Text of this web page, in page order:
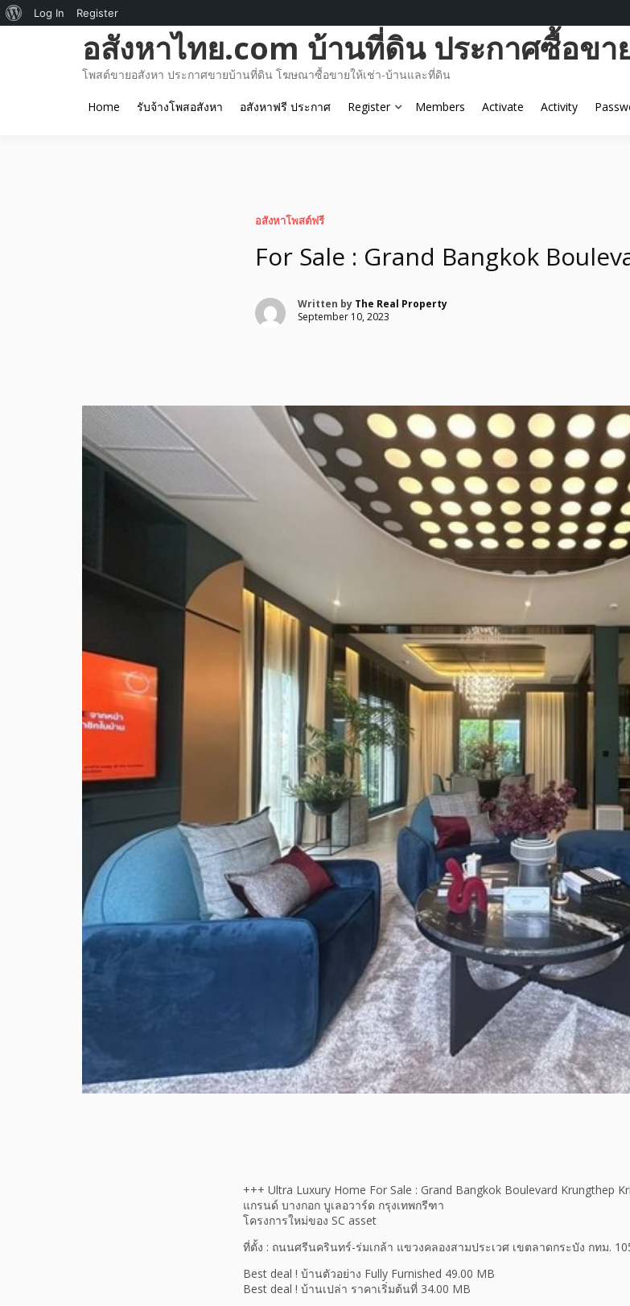
อสังหาไทย.com บ้านที่ดิน ประกาศซื้อขา
โพสต์ขายอสังหา ประกาศขายบ้านที่ดิน โฆษณาซื้อขายให้เช่า-บ้านและที่ดิน
Home รับจ้างโพสอสังหา อสังหาฟรี ประกาศ Register Members Activate Activity
อสังหาโพสต์ฟรี
For Sale : Grand Bangkok
Written by The Real Property
September 10, 2023
+++ Ultra Luxury Home For Sale : Grand Bangkok Boulevard Krungthep
แกรนด์ บางกอก บูเลอวาร์ด กรุงเทพกรีฑา
โครงการใหม่ของ SC asset
ที่ตั้ง : ถนนศรีนครินทร์-ร่มเกล้า แขวงคลองสามประเวศ เขตลาดกระบัง กทม.
Best deal ! บ้านตัวอย่าง Fully Furnished 49.00 MB
Best deal ! บ้านเปล่า ราคาเริ่มต้นที่ 34.00 MB
About
Log In Register